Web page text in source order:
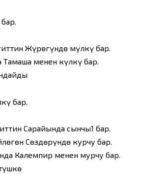
Жүрөгүндө мүлкү бар.
менен күлкү бар.
бар.
Сарайында сынчы1 бар.
Сөздөрүндө курчу бар.
Калемпир менен мурчу бар.